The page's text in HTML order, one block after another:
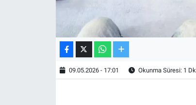
09.05.2026 - 17:01 Okunma Süresi: 1 Dk